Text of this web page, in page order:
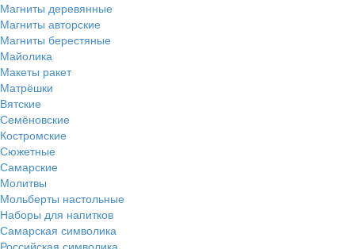
Магниты деревянные
Магниты авторские
Магниты берестяные
Майолика
Макеты ракет
Матрёшки
Вятские
Семёновские
Костромские
Сюжетные
Самарские
Молитвы
Мольберты настольные
Наборы для напитков
Самарская символика
Российская символика